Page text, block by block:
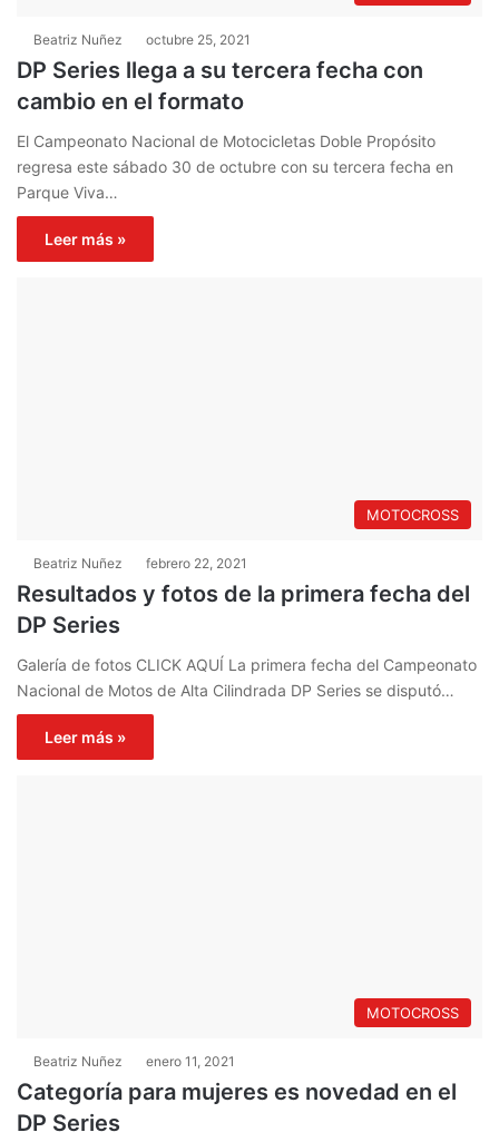
Beatriz Nuñez octubre 25, 2021
DP Series llega a su tercera fecha con
cambio en el formato
El Campeonato Nacional de Motocicletas Doble Propósito
regresa este sábado 30 de octubre con su tercera fecha en
Parque Viva…
Leer más »
MOTOCROSS
Beatriz Nuñez febrero 22, 2021
Resultados y fotos de la primera fecha del
DP Series
Galería de fotos CLICK AQUÍ La primera fecha del Campeonato
Nacional de Motos de Alta Cilindrada DP Series se disputó…
Leer más »
MOTOCROSS
Beatriz Nuñez enero 11, 2021
Categoría para mujeres es novedad en el
DP Series